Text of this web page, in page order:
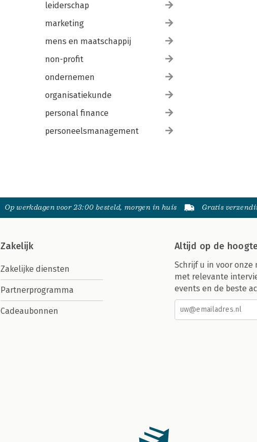
leiderschap
marketing
mens en maatschappij
non-profit
ondernemen
organisatiekunde
personal finance
personeelsmanagement
Op werkdagen voor 23:00 besteld, morgen in huis Gratis
Zakelijk
Zakelijke diensten
Partnerprogramma
Cadeaubonnen
Altijd op de
Schrijf u in voor
met relevante
events en de beste